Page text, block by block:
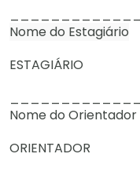
Nome do Estagiário
ESTAGIÁRIO
Nome do Orientador
ORIENTADOR